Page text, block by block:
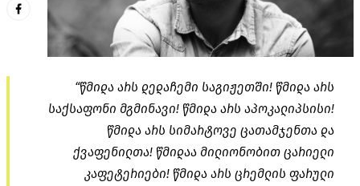
“წმიდა არს დედაჩემი საგიჟეთში! წმიდა არს
საქსაფონი მგმინავი! წმიდა არს აპოკალიპსისი!
წმიდა არს სიმარტოვე ცათამჯენთა და
ქვაფენილთა! წმიდაა მილიონობით ცარიელი
კაფეტერიები! წმიდა არს ცრემლის ფარული